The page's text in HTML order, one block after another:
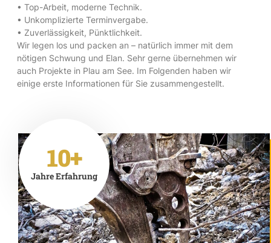
• Top-Arbeit, moderne Technik.
• Unkomplizierte Terminvergabe.
• Zuverlässigkeit, Pünktlichkeit.
Wir legen los und packen an – natürlich immer mit dem
nötigen Schwung und Elan. Sehr gerne übernehmen wir
auch Projekte in Plau am See. Im Folgenden haben wir
einige erste Informationen für Sie zusammengestellt.
10+
Jahre Erfahrung